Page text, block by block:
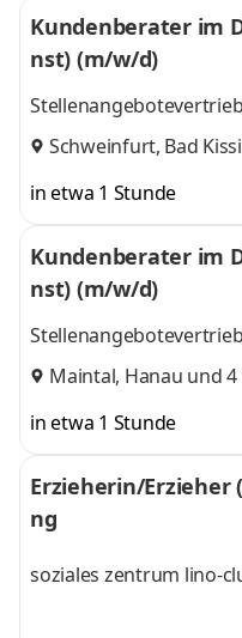
Kundenberater im
nst) (m/w/d)
Stellenangebotevertrieb
Schweinfurt, Bad
in etwa 1 Stunde
Kundenberater im
nst) (m/w/d)
Stellenangebotevertrieb
Maintal, Hanau und
in etwa 1 Stunde
Erzieherin/Erzieher
ng
soziales zentrum lino-